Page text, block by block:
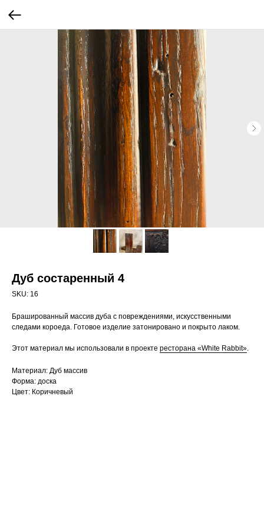
Дуб состаренный 4
SKU: 16
Брашированный массив дуба с повреждениями, искусственными
следами короеда. Готовое изделие затонировано и покрыто лаком.
Этот материал мы использовали в проекте ресторана «White Rabbit».
Материал: Дуб массив
Форма: доска
Цвет: Коричневый